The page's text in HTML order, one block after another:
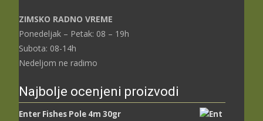
ZIMSKO RADNO VREME
Ponedeljak – Petak: 08 – 19h
Subota: 08-14h
Nedeljom ne radimo
Najbolje ocenjeni proizvodi
Enter Fishes Pole 4m 30gr